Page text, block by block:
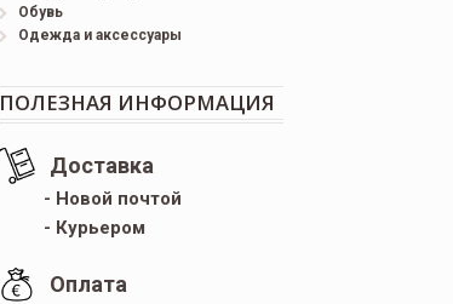
Обувь
Одежда и аксессуары
ПОЛЕЗНАЯ ИНФОРМАЦИЯ
Доставка
- Новой почтой
- Курьером
Оплата